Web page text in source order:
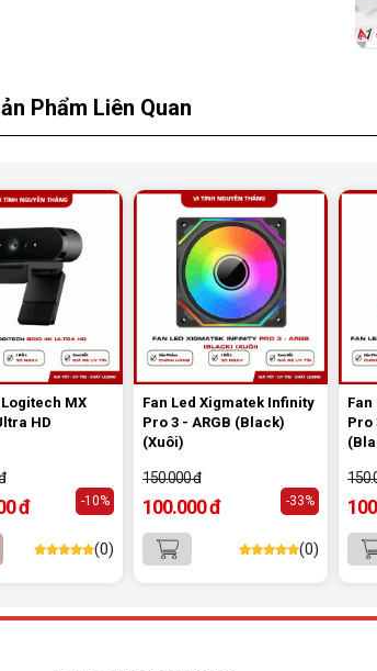
Phẩm Liên Quan
MX
HD
đ -10%
(0)
Fan Led Xigmatek Infinity
Pro 3 - ARGB (Black)
(Xuôi)
150.000 đ
100.000 đ -33%
(0)
Pro